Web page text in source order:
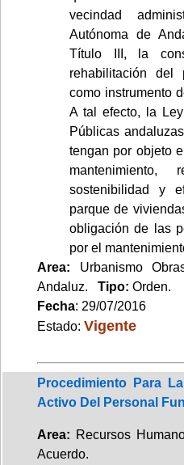
vecindad
Autónoma de
Título III, la
rehabilitación del
como instrumento
A tal efecto, la
Públicas
tengan por objeto
mantenimiento,
sostenibilidad y
parque de
obligación de las
por el
Area: Urbanismo
Andaluz. Tipo: Orden.
Fecha: 29/07/2016
Estado: Vigente
Procedimiento Para
Activo Del Personal
Area: Recursos
Acuerdo.